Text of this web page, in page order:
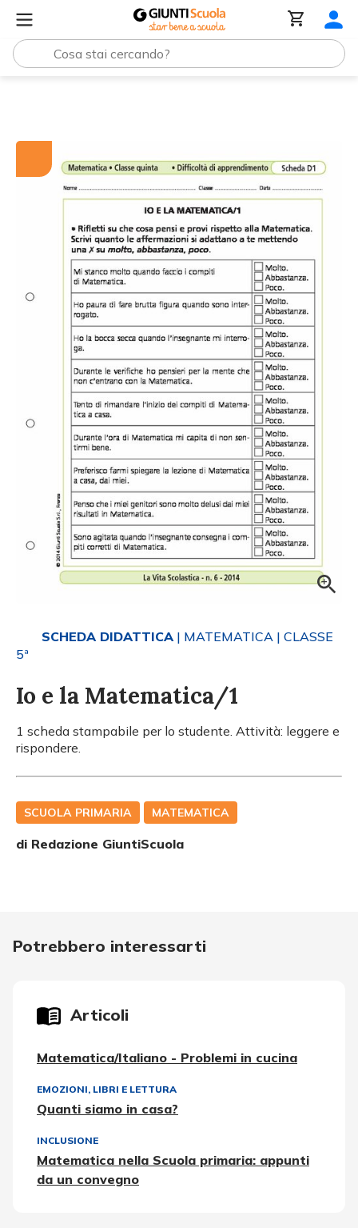
SCHEDA DIDATTICA | MATEMATICA | CLASSE
5ª
Io e la Matematica/1
1 scheda stampabile per lo studente. Attività: leggere e
rispondere.
SCUOLA PRIMARIA MATEMATICA
di Redazione GiuntiScuola
Potrebbero interessarti
Articoli
Matematica/Italiano - Problemi in cucina
EMOZIONI, LIBRI E LETTURA
Quanti siamo in casa?
INCLUSIONE
Matematica nella Scuola primaria: appunti
da un convegno